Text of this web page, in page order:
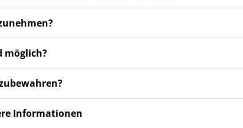
möglich?
Informationen